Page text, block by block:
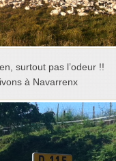
surtout pas l’odeur !!
à Navarrenx